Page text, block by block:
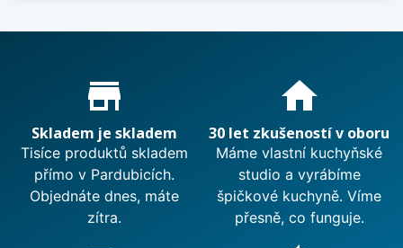
Proč nakupovat u nás?
store_mall_directory
Skladem je skladem
Tisíce produktů skladem
přímo v Pardubicích.
Objednáte dnes, máte
zítra.
home
30 let zkušeností v oboru
Máme vlastní kuchyňské
studio a vyrábíme
špičkové kuchyně. Víme
přesně, co funguje.